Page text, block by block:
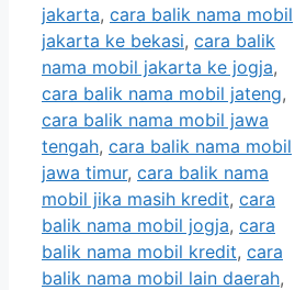
jakarta, cara balik nama mobil
jakarta ke bekasi, cara balik
nama mobil jakarta ke jogja,
cara balik nama mobil jateng,
cara balik nama mobil jawa
tengah, cara balik nama mobil
jawa timur, cara balik nama
mobil jika masih kredit, cara
balik nama mobil jogja, cara
balik nama mobil kredit, cara
balik nama mobil lain daerah,